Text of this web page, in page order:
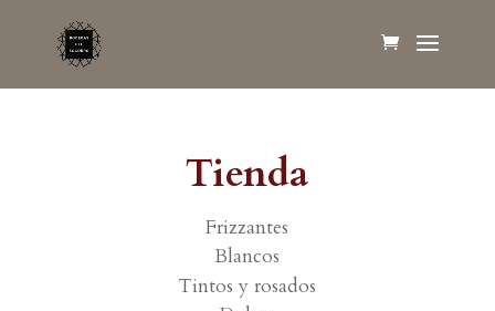
Tienda
Frizzantes
Blancos
Tintos y rosados